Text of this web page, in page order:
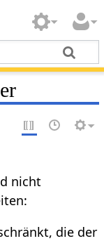
nicht
die der